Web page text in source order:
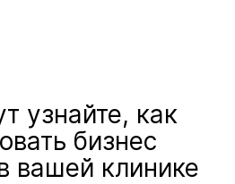
узнайте, как
бизнес
вашей клинике